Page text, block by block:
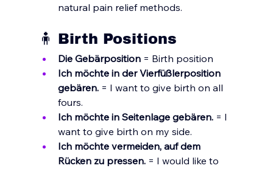
natural pain relief methods.
🧍 Birth Positions
Die Gebärposition = Birth position
Ich möchte in der Vierfüßlerposition
gebären. = I want to give birth on all
fours.
Ich möchte in Seitenlage gebären. = I
want to give birth on my side.
Ich möchte vermeiden, auf dem
Rücken zu pressen. = I would like to